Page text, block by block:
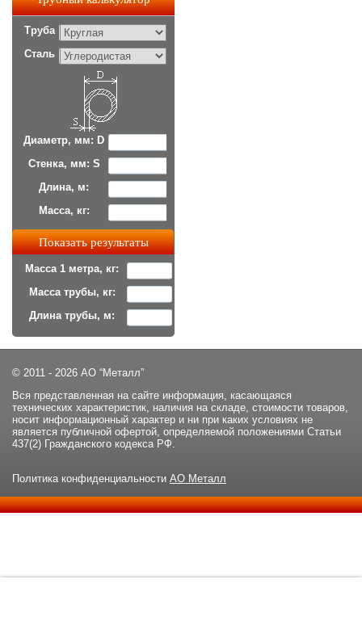
Труба
Сталь
Диаметр, мм: D
Стенка, мм: S
Длина, м:
Масса, кг:
Масса 1 метра, кг:
Масса трубы, кг:
Длина трубы, м:
© 2011 - 2026 АО “Металл”
Вся представленная на сайте информация, касающаяся
технических характеристик, наличия на складе, стоимости товаров,
носит информационный характер и ни при каких условиях не
является публичной офертой, определяемой положениями Статьи
437(2) Гражданского кодекса РФ.
Политика конфиденциальности АО Металл